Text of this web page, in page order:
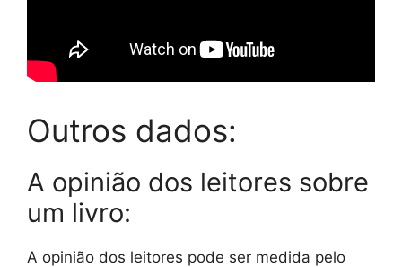
Outros dados:
A opinião dos leitores sobre
um livro:
A opinião dos leitores pode ser medida pelo